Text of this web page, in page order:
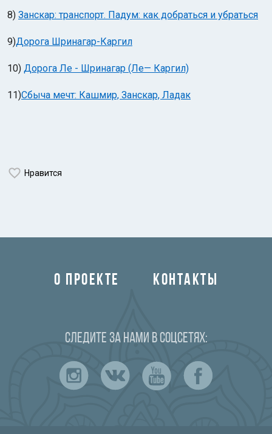
8) Занскар: транспорт. Падум: как добраться и убраться
9)Дорога Шринагар-Каргил
10) Дорога Ле - Шринагар (Ле— Каргил)
11)Сбыча мечт: Кашмир, Занскар, Ладак
Нравится
О ПРОЕКТЕ КОНТАКТЫ
Следите за нами в соцсетях: